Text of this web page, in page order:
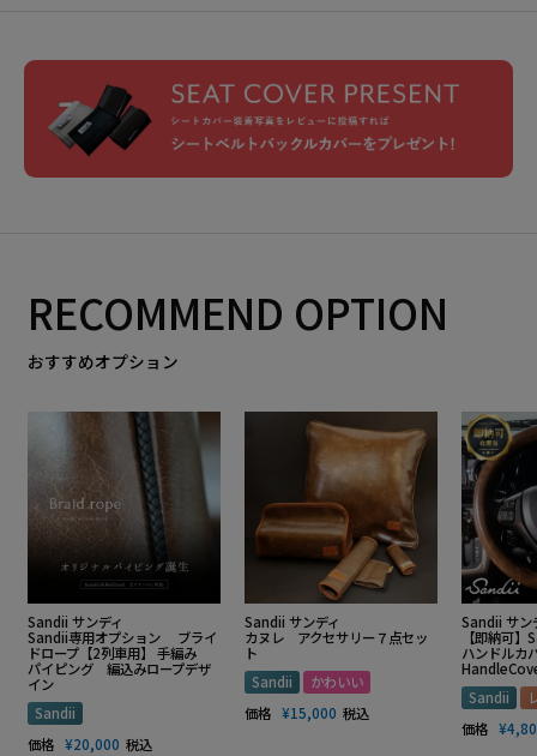
RECOMMEND OPTION
おすすめオプション
Sandii サンディ
Sandii専用オプション ブライ
ドロープ【2列車用】 手編み
パイピング 編込みロープデザ
イン
Sandii
価格 ¥20,000 税込
Sandii サンディ
カヌレ アクセサリー７点セッ
ト
Sandii
かわいい
価格 ¥15,000 税込
Sandii サン
【即納可
ハンドルカ
Sandii
価格 ¥